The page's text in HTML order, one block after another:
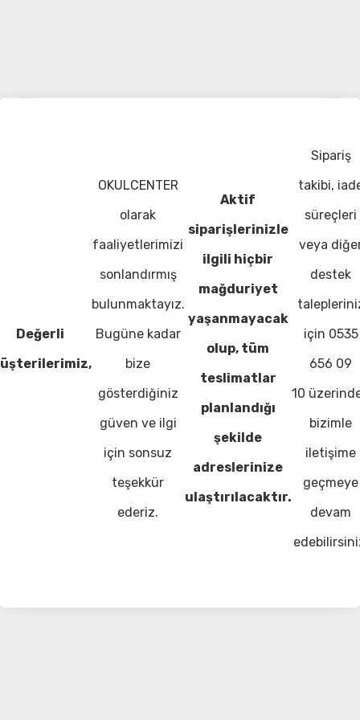
Değerli
OKULCENTER
olarak
faaliyetlerimizi
sonlandırmış
bulunmaktayız.
Bugüne kadar
bize
gösterdiğiniz
güven ve ilgi
için sonsuz
teşekkür
ederiz.
Aktif
siparişlerinizle
ilgili hiçbir
mağduriyet
yaşanmayacak
olup, tüm
teslimatlar
planlandığı
şekilde
adreslerinize
ulaştırılacaktır.
Sipariş
takibi,
süreçleri
veya
destek
için 0535
656 09
10
bizimle
iletişime
geçmeye
devam